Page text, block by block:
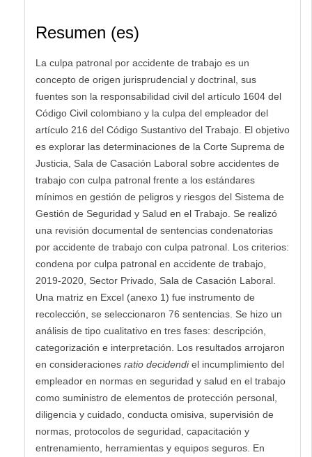
Resumen (es)
La culpa patronal por accidente de trabajo es un
concepto de origen jurisprudencial y doctrinal, sus
fuentes son la responsabilidad civil del artículo 1604 del
Código Civil colombiano y la culpa del empleador del
artículo 216 del Código Sustantivo del Trabajo. El objetivo
es explorar las determinaciones de la Corte Suprema de
Justicia, Sala de Casación Laboral sobre accidentes de
trabajo con culpa patronal frente a los estándares
mínimos en gestión de peligros y riesgos del Sistema de
Gestión de Seguridad y Salud en el Trabajo. Se realizó
una revisión documental de sentencias condenatorias
por accidente de trabajo con culpa patronal. Los criterios:
condena por culpa patronal en accidente de trabajo,
2019-2020, Sector Privado, Sala de Casación Laboral.
Una matriz en Excel (anexo 1) fue instrumento de
recolección, se seleccionaron 76 sentencias. Se hizo un
análisis de tipo cualitativo en tres fases: descripción,
categorización e interpretación. Los resultados arrojaron
en consideraciones ratio decidendiel incumplimiento del
empleador en normas en seguridad y salud en el trabajo
como suministro de elementos de protección personal,
diligencia y cuidado, conducta omisiva, supervisión de
normas, protocolos de seguridad, capacitación y
entrenamiento, herramientas y equipos seguros. En